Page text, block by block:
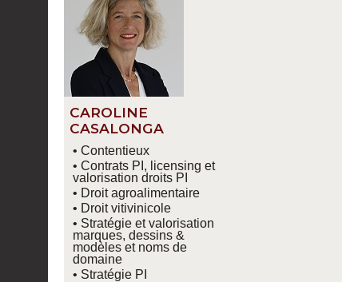
CAROLINE
CASALONGA
• Contentieux
• Contrats PI, licensing et
valorisation droits PI
• Droit agroalimentaire
• Droit vitivinicole
• Stratégie et valorisation
marques, dessins &
modèles et noms de
domaine
• Stratégie PI